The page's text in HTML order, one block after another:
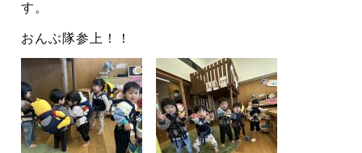
す。
おんぶ隊参上！！